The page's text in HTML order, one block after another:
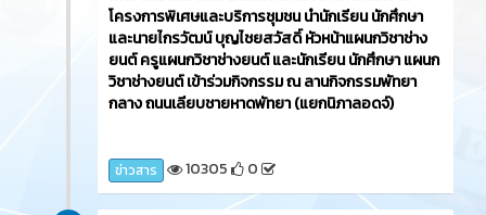
โครงการพิเศษและบริการชุมชน นำนักเรียน นักศึกษา
และนายไกรวัฒน์ บุญไชยสวัสดิ์ หัวหน้าแผนกวิชาช่าง
ยนต์ ครูแผนกวิชาช่างยนต์ และนักเรียน นักศึกษา แผนก
วิชาช่างยนต์ เข้าร่วมกิจกรรม ณ ลานกิจกรรมพัทยา
กลาง ถนนเลียบชายหาดพัทยา (แยกนิภาลอดจ์)
ข่าวสาร 10305 0